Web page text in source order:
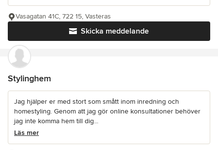
Skicka meddelande
Vasagatan 41C, 722 15, Vasteras
Stylinghem
Jag hjälper er med stort som smått inom inredning och
homestyling. Genom att jag gör online konsultationer behöver
jag inte komma hem till dig...
Läs mer